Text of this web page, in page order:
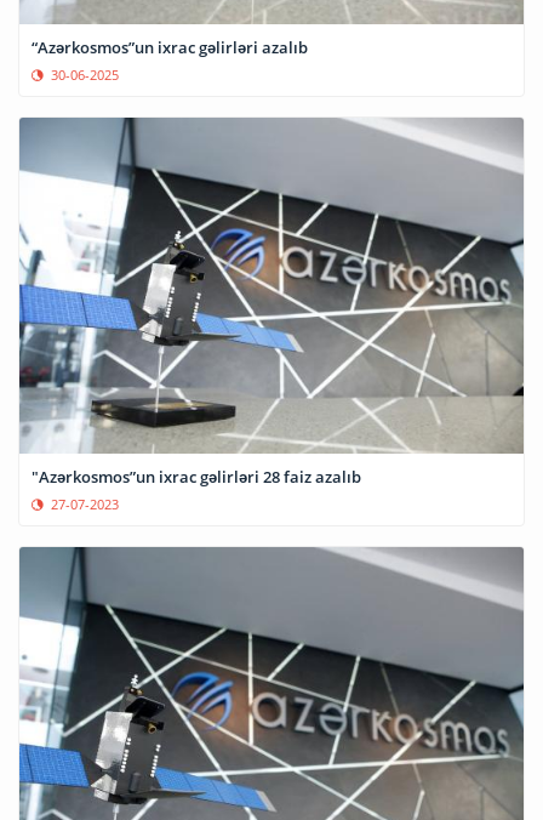
“Azərkosmos”un ixrac gəlirləri azalıb
30-06-2025
"Azərkosmos”un ixrac gəlirləri 28 faiz azalıb
27-07-2023